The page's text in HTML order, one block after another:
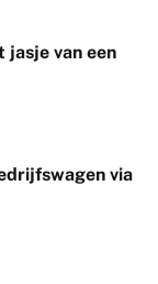
jasje van een
via